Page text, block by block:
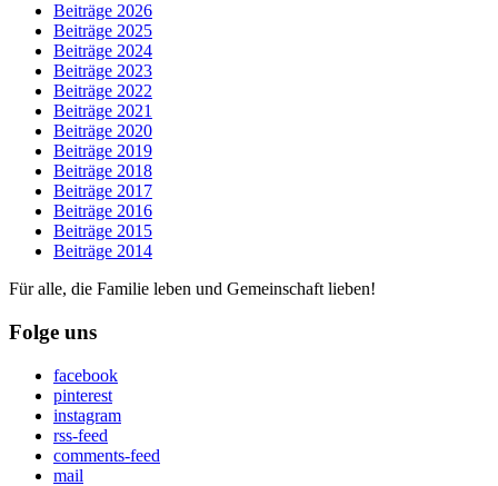
Beiträge 2026
Beiträge 2025
Beiträge 2024
Beiträge 2023
Beiträge 2022
Beiträge 2021
Beiträge 2020
Beiträge 2019
Beiträge 2018
Beiträge 2017
Beiträge 2016
Beiträge 2015
Beiträge 2014
Für alle, die Familie leben und Gemeinschaft lieben!
Folge uns
facebook
pinterest
instagram
rss-feed
comments-feed
mail